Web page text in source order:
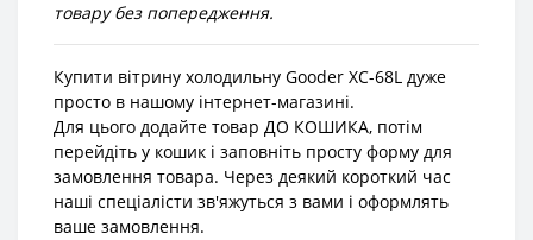
товару без попередження.
Купити вітрину холодильну Gooder XC-68L дуже
просто в нашому інтернет-магазині.
Для цього додайте товар ДО КОШИКА, потім
перейдіть у кошик і заповніть просту форму для
замовлення товара. Через деякий короткий час
наші спеціалісти зв'яжуться з вами і оформлять
ваше замовлення.